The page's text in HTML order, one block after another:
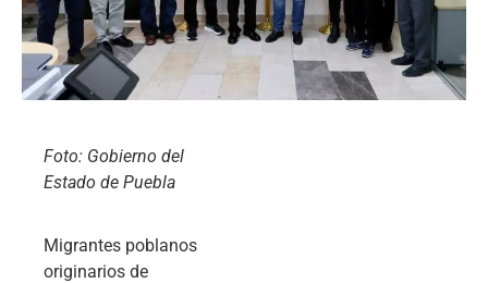
Foto: Gobierno del
Estado de Puebla
Migrantes poblanos
originarios de